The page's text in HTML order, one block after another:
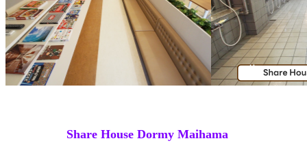
Share House Dormy Maihama